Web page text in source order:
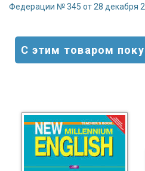
Федерации № 345 от 28 декабря
С этим товаром